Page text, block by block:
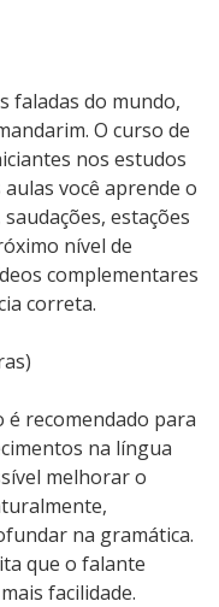
faladas do mundo,
O curso de
nos estudos
você aprende o
estações
nível de
complementares
correta.
recomendado para
na língua
melhorar o
na gramática.
que o falante
facilidade.